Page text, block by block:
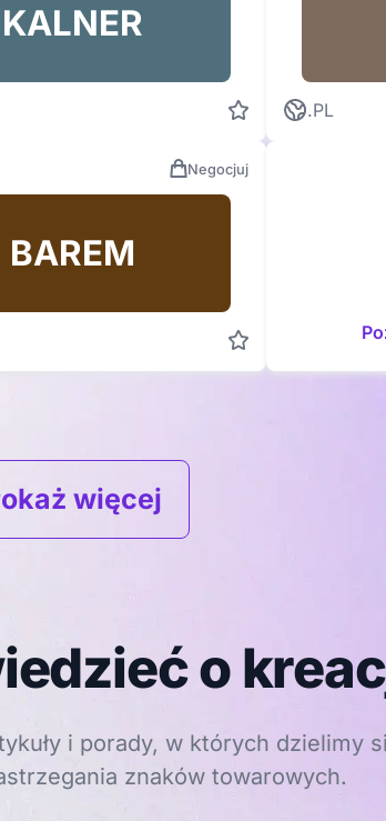
KALNER
.PL
Negocjuj
BAREM
więcej
o
i porady, w których dzielimy
znaków towarowych.